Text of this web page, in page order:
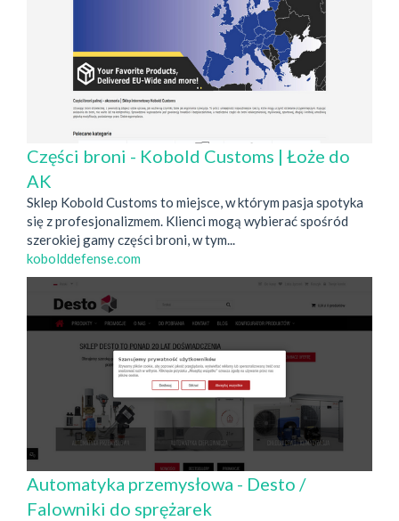
Części broni - Kobold Customs | Łoże do
AK
Sklep Kobold Customs to miejsce, w którym pasja spotyka
się z profesjonalizmem. Klienci mogą wybierać spośród
szerokiej gamy części broni, w tym...
kobolddefense.com
Automatyka przemysłowa - Desto /
Falowniki do sprężarek